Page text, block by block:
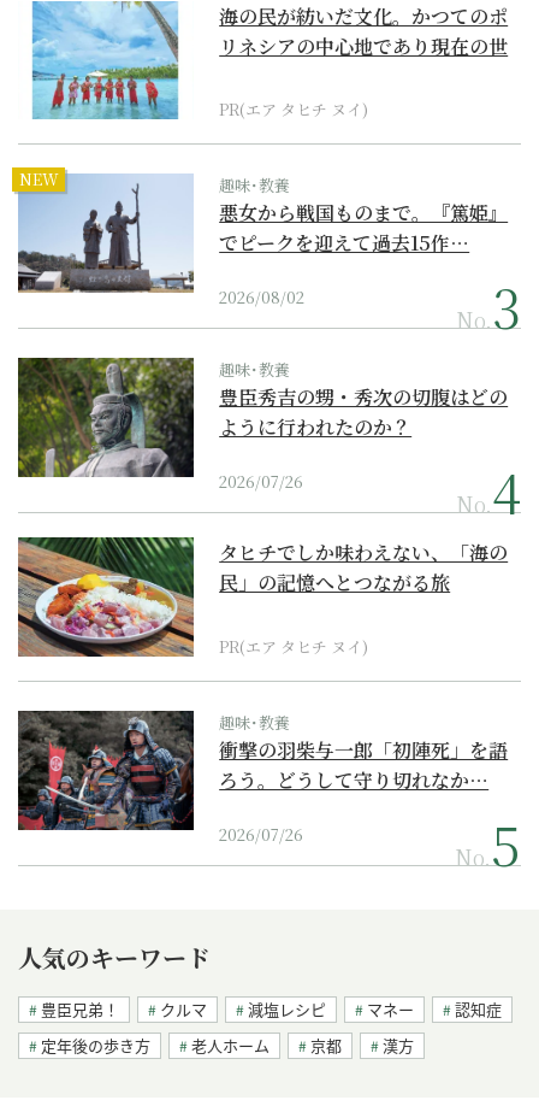
海の民が紡いだ文化。かつてのポ
リネシアの中心地であり現在の世
PR(エア タヒチ ヌイ)
NEW 趣味･教養
悪女から戦国ものまで。『篤姫』
でピークを迎えて過去15作…
2026/08/02
No.
趣味･教養
豊臣秀吉の甥・秀次の切腹はどの
ように行われたのか？
2026/07/26
No.
タヒチでしか味わえない、「海の
民」の記憶へとつながる旅
PR(エア タヒチ ヌイ)
趣味･教養
衝撃の羽柴与一郎「初陣死」を語
ろう。どうして守り切れなか…
2026/07/26
No.
人気のキーワード
豊臣兄弟！ クルマ 減塩レシピ マネー
認知症
定年後の歩き方
老人ホーム 京都 漢方